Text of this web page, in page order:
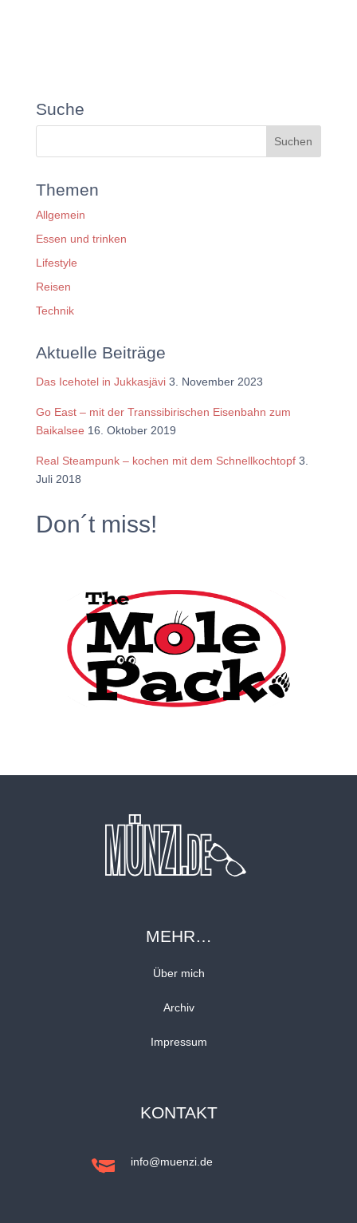
Suche
Themen
Allgemein
Essen und trinken
Lifestyle
Reisen
Technik
Aktuelle Beiträge
Das Icehotel in Jukkasjävi 3. November 2023
Go East – mit der Transsibirischen Eisenbahn zum
Baikalsee 16. Oktober 2019
Real Steampunk – kochen mit dem Schnellkochtopf 3.
Juli 2018
Don´t miss!
MEHR…
Über mich
Archiv
Impressum
KONTAKT
info@muenzi.de